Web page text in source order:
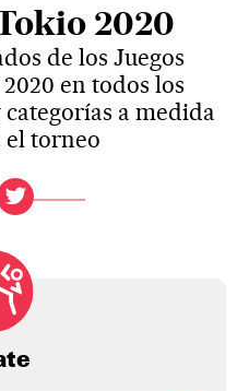
2020
de los Juegos
en todos los
a medida
el torneo